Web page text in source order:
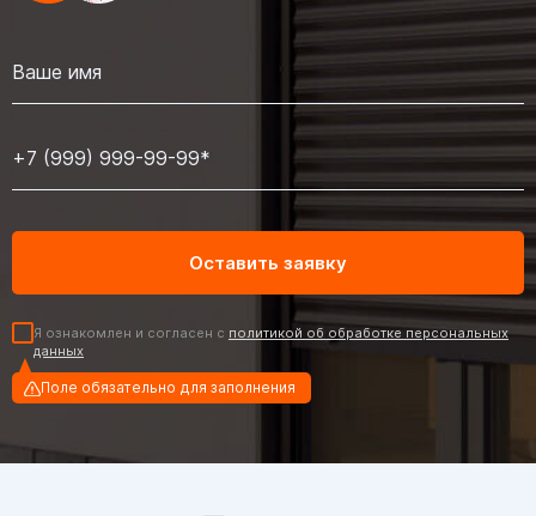
Я ознакомлен и согласен с политикой об обработке персональных
данных
Поле обязательно для заполнения